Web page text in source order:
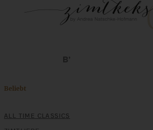
Beliebt
ALL TIME CLASSICS